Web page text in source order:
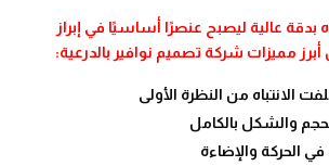
عالية ليصبح عنصرًا أساسيًا في إبراز
مميزات شركة تصميم نوافير بالدرعية:
الانتباه من النظرة الأولى
والشكل بالكامل
الحركة والإضاءة